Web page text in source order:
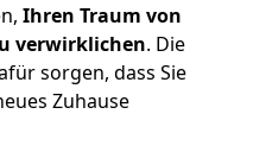
Ihren Traum von
verwirklichen. Die
sorgen, dass Sie
Zuhause